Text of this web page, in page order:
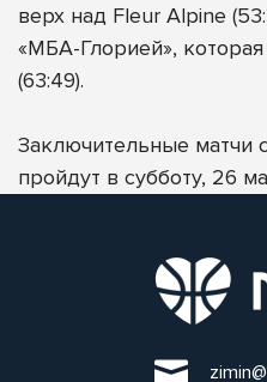
верх над Fleur Alpine
«МБА-Глорией»,
(63:49).
Заключительные матчи
пройдут в субботу, 26